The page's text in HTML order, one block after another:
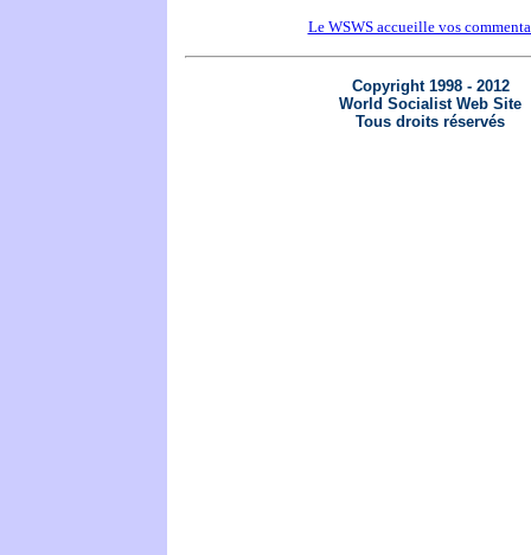
Le WSWS accueille vos
Copyright 1998 - 2012
World Socialist Web Site
Tous droits réservés